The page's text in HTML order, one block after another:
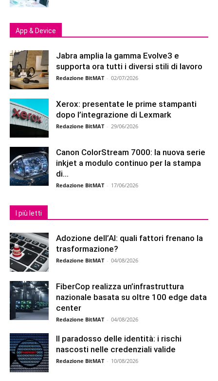
App & Device
Jabra amplia la gamma Evolve3 e
supporta ora tutti i diversi stili di lavoro
Redazione BitMAT - 02/07/2026
Xerox: presentate le prime stampanti
dopo l’integrazione di Lexmark
Redazione BitMAT - 29/06/2026
Canon ColorStream 7000: la nuova serie
inkjet a modulo continuo per la stampa
di...
Redazione BitMAT - 17/06/2026
I più letti
Adozione dell’AI: quali fattori frenano la
trasformazione?
Redazione BitMAT - 04/08/2026
FiberCop realizza un’infrastruttura
nazionale basata su oltre 100 edge data
center
Redazione BitMAT - 04/08/2026
Il paradosso delle identità: i rischi
nascosti nelle credenziali valide
Redazione BitMAT - 10/08/2026